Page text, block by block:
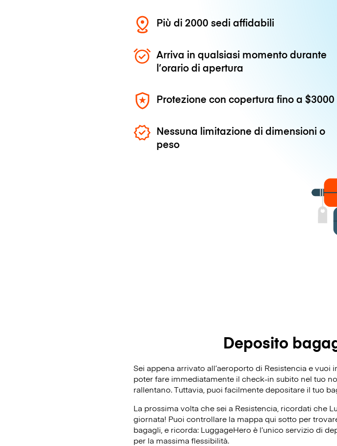
Più di 2000 sedi affidabili
Arriva in qualsiasi momento durante
l’orario di apertura
Protezione con copertura fino a$3000
Nessuna limitazione di dimensioni o
peso
Deposito
Sei appena arrivato all’aeroporto di Resistencia e
poter fare immediatamente il check-in subito nel tuo
rallentano. Tuttavia, puoi facilmente depositare il tuo
La prossima volta che sei a Resistencia, ricordati che
giornata! Puoi controllare la mappa qui sotto per
bagagli, e ricorda: LuggageHero è l’unico servizio di
per la massima flessibilità.